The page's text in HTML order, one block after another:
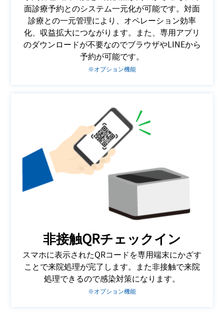
面診療予約とのシステム一元化が可能です。対面
診療との一元管理により、オペレーション効率
化、収益拡大につながります。また、専用アプリ
のダウンロードが不要なのでブラウザやLINEから
予約が可能です。
※オプション機能
非接触QRチェックイン
スマホに表示されたQRコードを専用端末にかざす
ことで来院処理が完了します。また非接触で来院
処理できるので感染対策になります。
※オプション機能